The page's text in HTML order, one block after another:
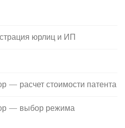
юрлиц и ИП
— расчет стоимости патента
— выбор режима